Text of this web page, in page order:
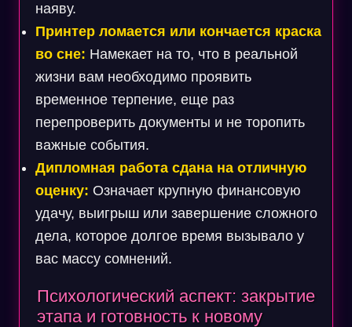
наяву.
Принтер ломается или кончается краска
во сне: Намекает на то, что в реальной
жизни вам необходимо проявить
временное терпение, еще раз
перепроверить документы и не торопить
важные события.
Дипломная работа сдана на отличную
оценку: Означает крупную финансовую
удачу, выигрыш или завершение сложного
дела, которое долгое время вызывало у
вас массу сомнений.
Психологический аспект: закрытие
этапа и готовность к новому